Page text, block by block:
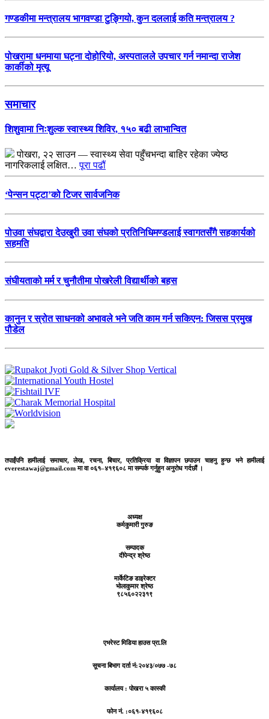
गण्डकीमा मन्त्रालय भागवण्डा टुङ्गियो, कुन दललाई कति मन्त्रालय ?
पोखरामा धनमाया घट्ना दोहोरियो, अस्पतालले उपचार गर्न नमान्दा राजेश
कार्कीको मृत्यू
समाचार
शिशुवामा निःशुल्क स्वास्थ्य शिविर, १५० बढी लाभान्वित
पोखरा, २२ साउन — स्वास्थ्य सेवा पहुँचभन्दा बाहिर रहेका ज्येष्ठ
नागरिकलाई लक्षित…पूरा पढौं
‘पेन्सन पट्टा’को टिजर सार्वजनिक
पोउवा संघद्वारा देउखुरी उवा संघको प्रतिनिधिमण्डलाई स्वागतसँगै सहकार्यको
सहमति
संघीयताको मर्म र चुनौतीमा पोखरेली विद्यार्थीको बहस
कानुन र स्रोत साधनको अभावले भने जति काम गर्न सकिएन: जिसस प्रमुख
पौडेल
तपाईंपनि हामीलाई समाचार, लेख, रचना, बिचार, प्रतिक्रिया वा विज्ञापन छपाउन चाहनु हुन्छ भने हामीलाई
everestawaj@gmail.com मा वा ०६१–४१९६०८ मा सम्पर्क गर्नुहुन अनुरोध गर्दछौं ।
अध्यक्ष
कर्मकुमारी गुरुङ
सम्पादक
दीपेन्द्र श्रेष्ठ
मार्केटिङ डाइरेक्टर
भोलाकुमार श्रेष्ठ
९८५६०२२३१९
एभरेस्ट मिडिया हाउस प्रा.लि
सूचना बिभाग दर्ता नं:२०४३/०७७ -७८
कार्यालय :पोखरा ५ कास्की
फोन नं. :०६१-४१९६०८